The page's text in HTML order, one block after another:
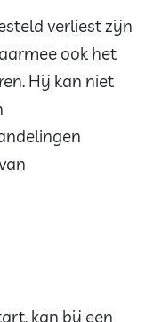
verliest zijn
ook het
Hij kan niet
kan bij een